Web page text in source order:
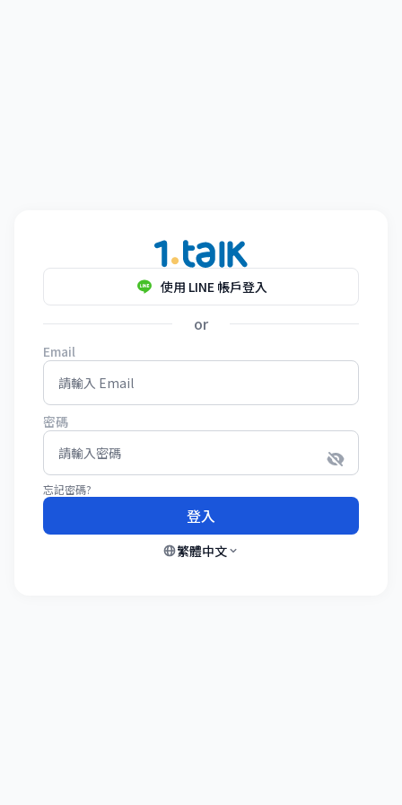
使用 LINE 帳戶登入
or
Email
密碼
忘記密碼?
登入
繁體中文